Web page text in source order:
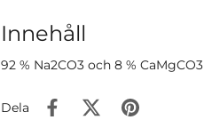
Innehåll
92 % Na2CO3 och 8 % CaMgCO3
Dela